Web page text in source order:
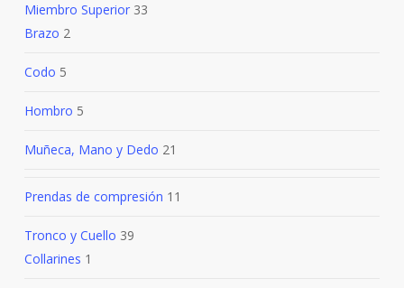
Miembro Superior 33
Brazo 2
Codo 5
Hombro 5
Muñeca, Mano y Dedo 21
Prendas de compresión 11
Tronco y Cuello 39
Collarines 1